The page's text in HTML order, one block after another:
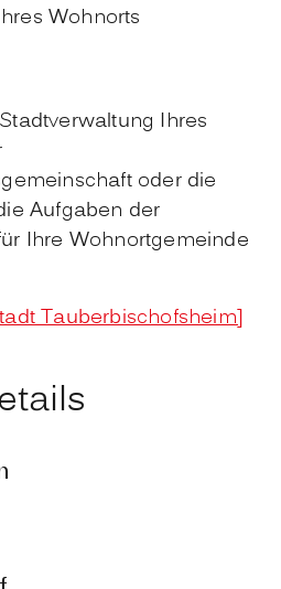
Wohnorts
Ihres
oder die
Aufgaben der
Ihre Wohnortgemeinde
Tauberbischofsheim]